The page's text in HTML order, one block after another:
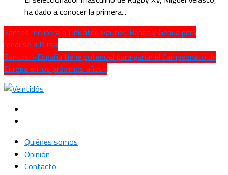
ha dado a conocer la primera...
Santos recupera a Linklater, Gautier, Beñat y Genua para
medirse a Rusia
Santos: «España tiene potencial para ganar el Campeonato de
Europa en los próximos años»
Quiénes somos
Opinión
Contacto